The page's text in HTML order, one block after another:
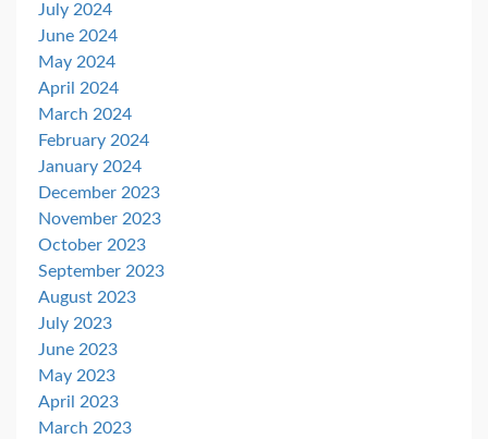
July 2024
June 2024
May 2024
April 2024
March 2024
February 2024
January 2024
December 2023
November 2023
October 2023
September 2023
August 2023
July 2023
June 2023
May 2023
April 2023
March 2023